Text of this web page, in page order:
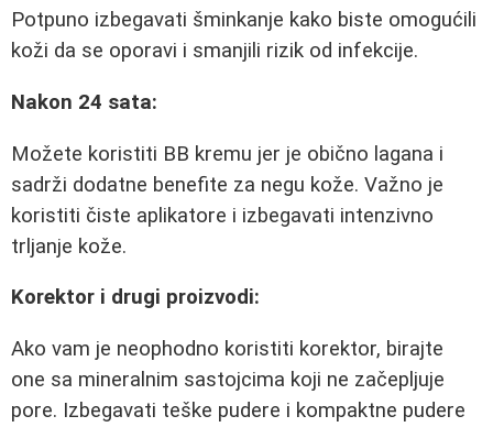
Potpuno izbegavati šminkanje kako biste omogućili
koži da se oporavi i smanjili rizik od infekcije.
Nakon 24 sata:
Možete koristiti BB kremu jer je obično lagana i
sadrži dodatne benefite za negu kože. Važno je
koristiti čiste aplikatore i izbegavati intenzivno
trljanje kože.
Korektor i drugi proizvodi:
Ako vam je neophodno koristiti korektor, birajte
one sa mineralnim sastojcima koji ne začepljuje
pore. Izbegavati teške pudere i kompaktne pudere